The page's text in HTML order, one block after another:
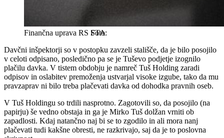
Finančna uprava RS STA
Davčni inšpektorji so v postopku zavzeli stališče, da je bilo posojilo
v celoti odpisano, posledično pa se je Tuševo podjetje izognilo
plačilu davka. V tistem obdobju je namreč Tuš Holding zaradi
odpisov in oslabitev premoženja ustvarjal visoke izgube, tako da mu
pravzaprav ni bilo treba plačevati davka od dohodka pravnih oseb.
V Tuš Holdingu so trdili nasprotno. Zagotovili so, da posojilo (na
papirju) še vedno obstaja in ga je Mirko Tuš dolžan vrniti ob
zapadlosti. Kdaj natančno naj bi se to zgodilo in ali mora nanj
plačevati tudi kakšne obresti, ne razkrivajo, saj da je to poslovna